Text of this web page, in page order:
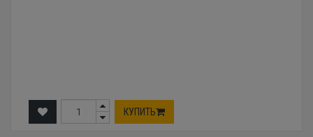
КУПИТЬ